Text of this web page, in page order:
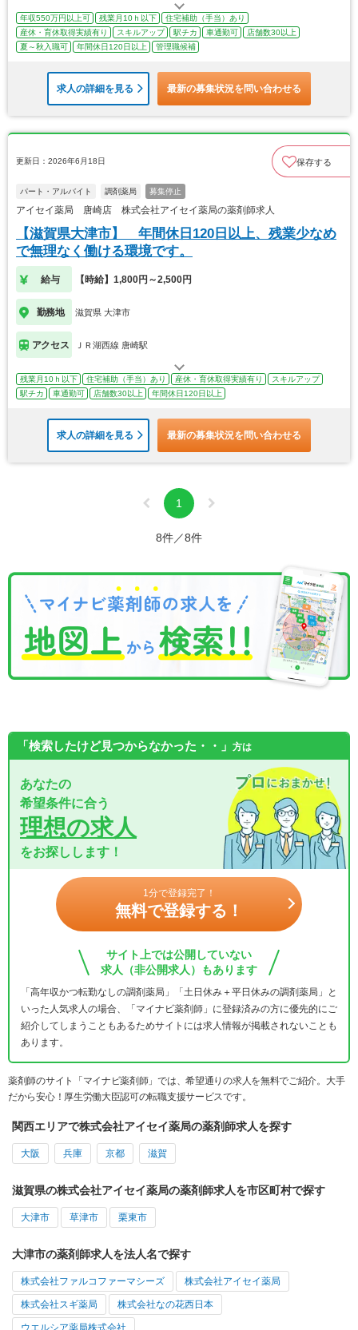
年収550万円以上可 残業月10ｈ以下
住宅補助（手当）あり
産休・育休取得実績有り
スキルアップ 駅チカ 車通勤可
店舗数30以上
夏～秋入職可
年間休日120日以上 管理職候補
求人の詳細を見る 最新の募集状況を問い合わせる
更新日：2026年6月18日 保存する
パート・アルバイト 調剤薬局 募集停止
アイセイ薬局 唐崎店 株式会社アイセイ薬局の薬剤師求人
【滋賀県大津市】 年間休日120日以上、残業少なめ
で無理なく働ける環境です。
給与 【時給】1,800円～2,500円
勤務地 滋賀県 大津市
アクセス ＪＲ湖西線 唐崎駅
残業月10ｈ以下 住宅補助（手当）あり 産休・育休取得実績有り
スキルアップ
駅チカ
車通勤可 店舗数30以上 年間休日120日以上
求人の詳細を見る 最新の募集状況を問い合わせる
1
8件／8件
「検索したけど見つからなかった・・」 方は
あなたの
希望条件に合う
理想の求人
をお探しします！
1分で登録完了！
無料で登録する！
サイト上では公開していない
求人（非公開求人）もあります
「高年収かつ転勤なしの調剤薬局」「土日休み＋平日休みの調剤薬局」と
いった人気求人の場合、「マイナビ薬剤師」に登録済みの方に優先的にご
紹介してしまうこともあるためサイトには求人情報が掲載されないことも
あります。
薬剤師のサイト「マイナビ薬剤師」では、希望通りの求人を無料でご紹介。大手
だから安心！厚生労働大臣認可の転職支援サービスです。
関西エリアで株式会社アイセイ薬局の薬剤師求人を探す
大阪 兵庫 京都 滋賀
滋賀県の株式会社アイセイ薬局の薬剤師求人を市区町村で探す
大津市 草津市 栗東市
大津市の薬剤師求人を法人名で探す
株式会社ファルコファーマシーズ 株式会社アイセイ薬局
株式会社スギ薬局 株式会社なの花西日本
ウエルシア薬局株式会社